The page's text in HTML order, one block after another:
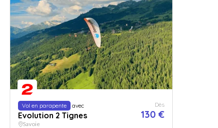
Vol en parapente avec
Evolution 2 Tignes
Dès
130 €
Savoie